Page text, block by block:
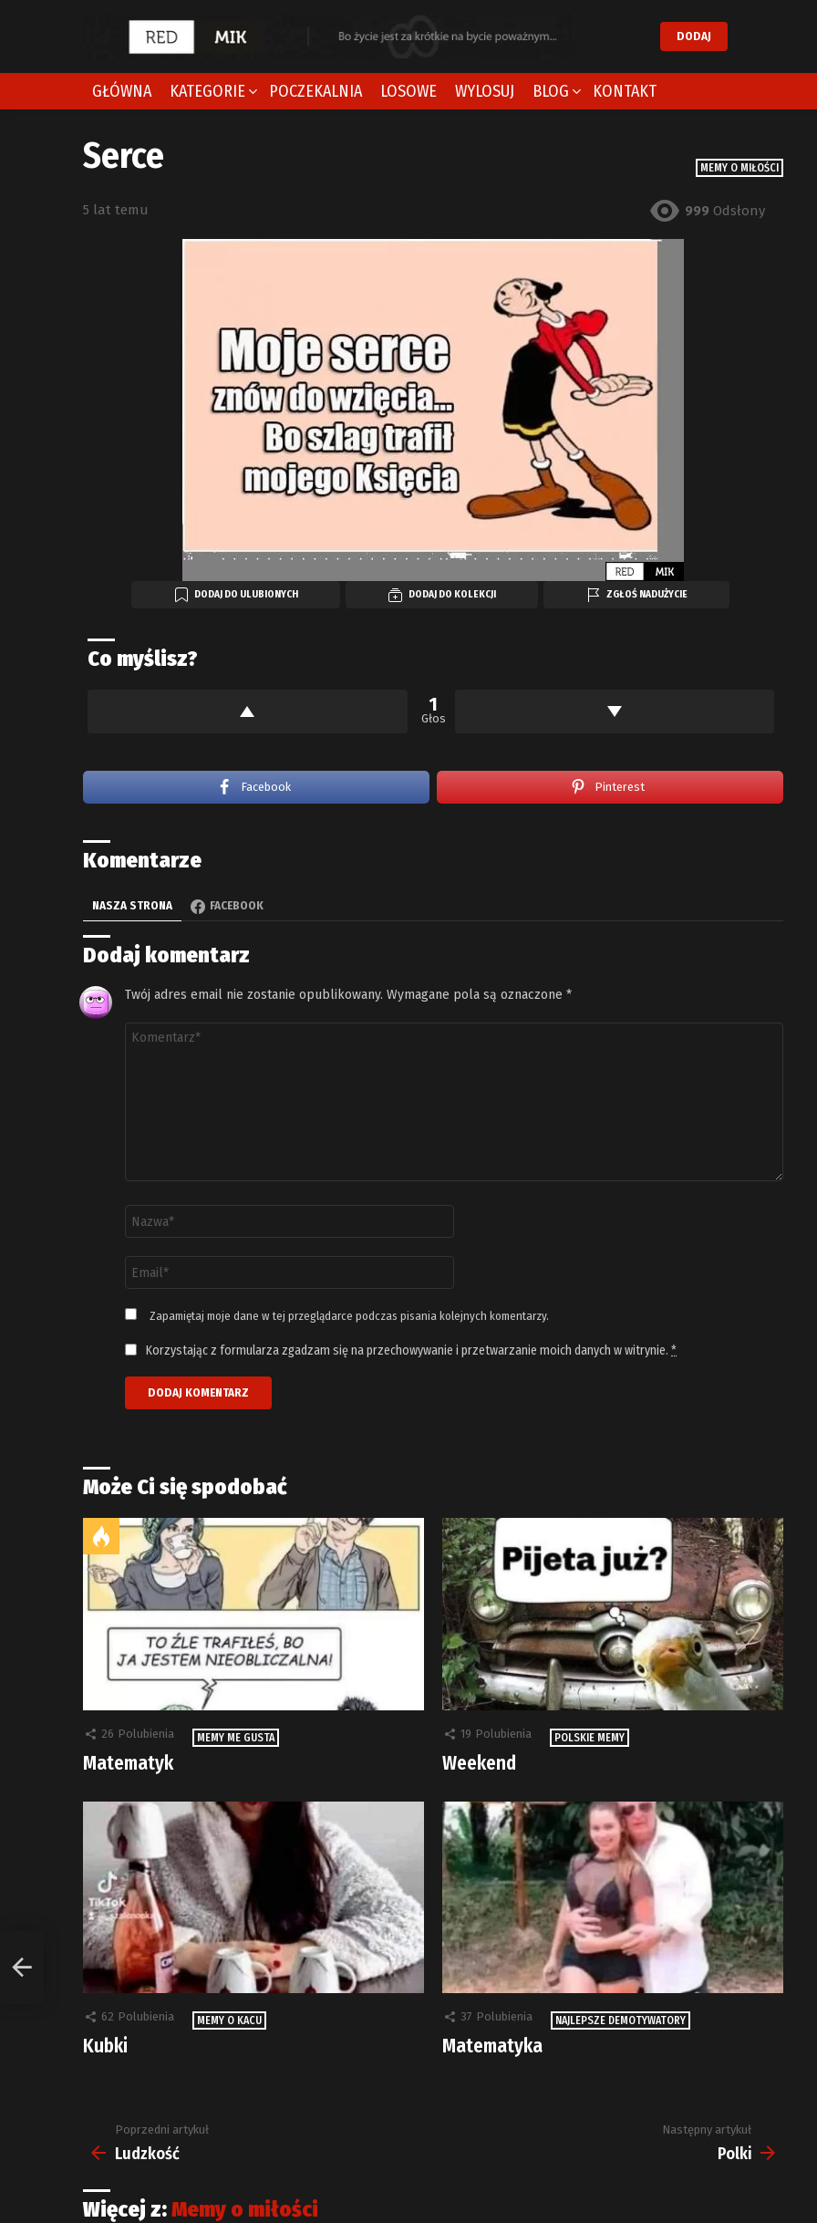
DODAJ
GŁÓWNA KATEGORIE POCZEKALNIA LOSOWE WYLOSUJ BLOG KONTAKT
MEMY O MIŁOŚCI
Serce
5 lat temu 999 Odsłony
DODAJ DO ULUBIONYCH DODAJ DO KOLEKCJI ZGŁOŚ NADUŻYCIE
Co myślisz?
1
Głos
Facebook Pinterest
Komentarze
NASZA STRONA FACEBOOK
Dodaj komentarz
Twój adres email nie zostanie opublikowany. Wymagane pola są oznaczone *
Komentarz
email
*
Zapamiętaj moje dane w tej przeglądarce podczas pisania kolejnych komentarzy.
Korzystając z formularza zgadzam się na przechowywanie i przetwarzanie moich danych w witrynie. *
Może Ci się spodobać
26 Polubienia MEMY ME GUSTA
Matematyk
19 Polubienia POLSKIE MEMY
Weekend
62 Polubienia MEMY O KACU
Kubki
37 Polubienia NAJLEPSZE DEMOTYWATORY
Matematyka
Zobacz
więcej
Poprzedni artykuł
Ludzkość
Następny artykuł
Polki
Więcej z:Memy o miłości